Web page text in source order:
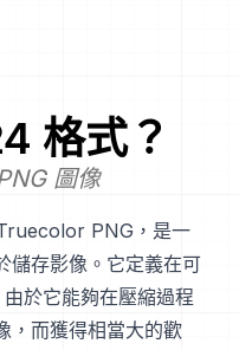
格式？
圖像
PNG，是一
儲存影像。它定義在可
於它能夠在壓縮過程
，而獲得相當大的歡